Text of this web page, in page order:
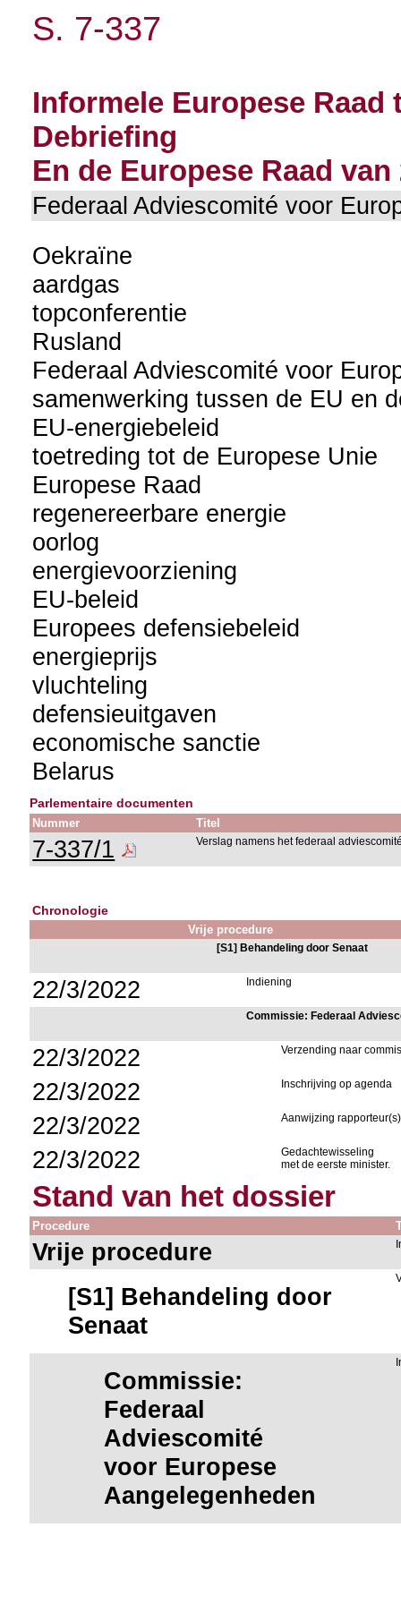
S. 7-337
Informele Europese Raad
Debriefing
En de Europese Raad
Federaal Adviescomité voor
Oekraïne
aardgas
topconferentie
Rusland
Federaal Adviescomité voor
samenwerking tussen de EU en
EU-energiebeleid
toetreding tot de Europese Unie
Europese Raad
regenereerbare energie
oorlog
energievoorziening
EU-beleid
Europees defensiebeleid
energieprijs
vluchteling
defensieuitgaven
economische sanctie
Belarus
Parlementaire documenten
Nummer Titel
7-337/1 Verslag namens het federaal
Chronologie
Vrije procedure
[S1] Behandeling door Senaat
22/3/2022 Indiening
Commissie: Federaal
22/3/2022 Verzending naar
22/3/2022 Inschrijving op agenda
22/3/2022 Aanwijzing
22/3/2022
Gedachtewisseling
met de eerste minister.
Stand van het dossier
Procedure
Vrije procedure
[S1] Behandeling door
Senaat
Commissie:
Federaal
Adviescomité
voor Europese
Aangelegenheden